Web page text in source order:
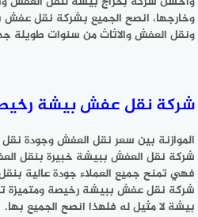
وخارجها، انصح الجميع بشركة نقل
ونقل العفش والاثاث من سنوات طويلة
شركة نقل عفش بيشة
الموازنة بين سعر نقل العفش وجودة
شركة نقل العفش ببيشة خبيرة بنقل
فهي تمنح جميع العملاء جودة عالية
شركة نقل عفش ببيشة رخيصة
بيشة لا مثيل له فلهذا انصح الجميع بها.